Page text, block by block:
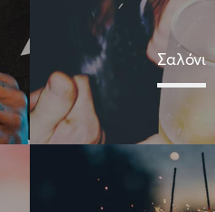
Σαλόνι